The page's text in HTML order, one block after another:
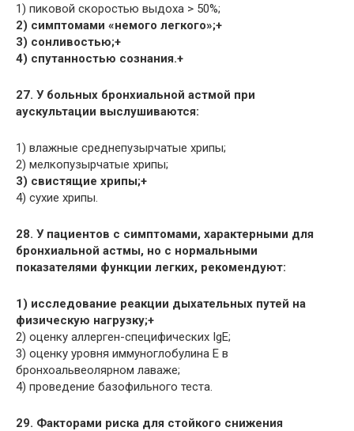
1) пиковой скоростью выдоха > 50%;
2) симптомами «немого легкого»;+
3) сонливостью;+
4) спутанностью сознания.+
27. У больных бронхиальной астмой при
аускультации выслушиваются:
1) влажные среднепузырчатые хрипы;
2) мелкопузырчатые хрипы;
3) свистящие хрипы;+
4) сухие хрипы.
28. У пациентов с симптомами, характерными для
бронхиальной астмы, но с нормальными
показателями функции легких, рекомендуют:
1) исследование реакции дыхательных путей на
физическую нагрузку;+
2) оценку аллерген-специфических IgE;
3) оценку уровня иммуноглобулина E в
бронхоальвеолярном лаваже;
4) проведение базофильного теста.
29. Факторами риска для стойкого снижения